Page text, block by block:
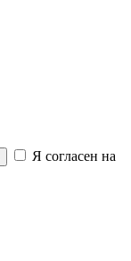
Я согласен на